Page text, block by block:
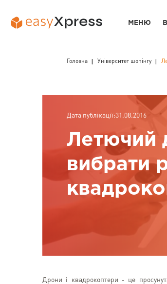
Головна Університет шопінгу
Дата публікації:31.08.2016
Летючий
вибрати
Дрони і квадрокоптери - це
МЕНЮ